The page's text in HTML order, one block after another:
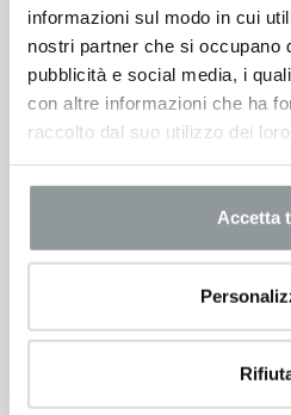
informazioni sul modo in cui
nostri partner che si occupano
pubblicità e social media, i
con altre informazioni che ha
raccolto dal suo utilizzo dei loro
Accetta